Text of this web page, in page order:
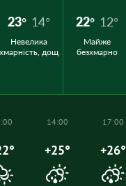
23° 14°
Невелика
хмарність, дощ
22° 12°
Майже
безхмарно
14:00
+25°
17:00
+26°